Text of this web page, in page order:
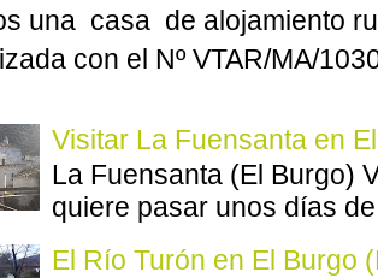
una casa de alojamiento
con el Nº VTAR/MA/
Visitar La Fuensanta en
La Fuensanta (El Burgo)
quiere pasar unos días
El Río Turón en El Burgo